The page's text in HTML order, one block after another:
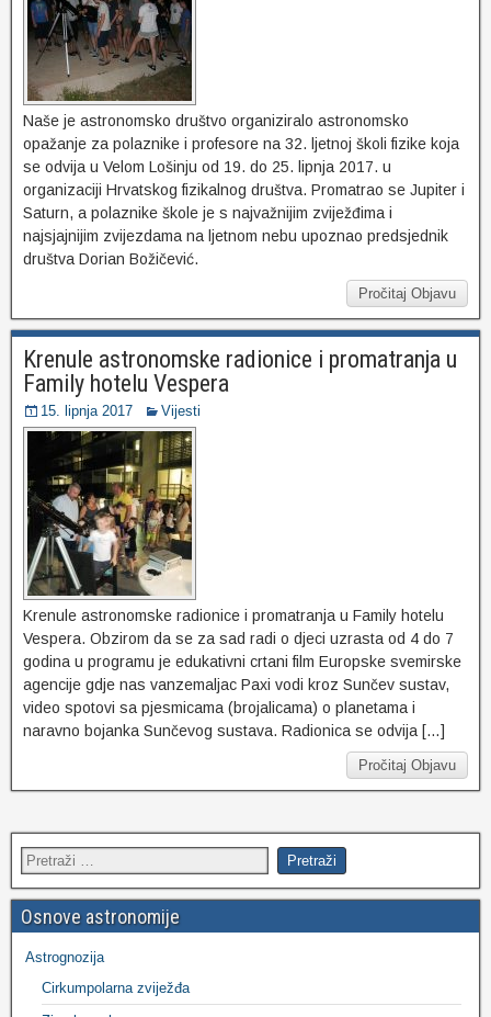
Naše je astronomsko društvo organiziralo astronomsko
opažanje za polaznike i profesore na 32. ljetnoj školi fizike koja
se odvija u Velom Lošinju od 19. do 25. lipnja 2017. u
organizaciji Hrvatskog fizikalnog društva. Promatrao se Jupiter i
Saturn, a polaznike škole je s najvažnijim zviježđima i
najsjajnijim zvijezdama na ljetnom nebu upoznao predsjednik
društva Dorian Božičević.
Pročitaj Objavu
Krenule astronomske radionice i promatranja u
Family hotelu Vespera
15. lipnja 2017 Vijesti
Krenule astronomske radionice i promatranja u Family hotelu
Vespera. Obzirom da se za sad radi o djeci uzrasta od 4 do 7
godina u programu je edukativni crtani film Europske svemirske
agencije gdje nas vanzemaljac Paxi vodi kroz Sunčev sustav,
video spotovi sa pjesmicama (brojalicama) o planetama i
naravno bojanka Sunčevog sustava. Radionica se odvija […]
Pročitaj Objavu
Osnove astronomije
Astrognozija
Cirkumpolarna zviježđa